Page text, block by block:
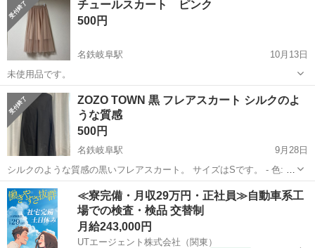
ありがとうございます。チュールスカート ピンク
500円
名鉄岐阜駅
10月13日
未使用品です。
岐阜 岐阜市 スカート チュールスカート
ZOZO TOWN 黒 フレアスカート シルクのよ
うな質感
500円
名鉄岐阜駅
9月28日
シルクのような質感の黒いフレアスカート。 サイズはSです。 - 色: 黒
- スタイル: フレアスカート - 素材: シルクのような質感 ご覧いただき
ありがとうございます。
岐阜 岐阜市 名鉄岐阜駅 スカート
≪寮完備・月収29万円・正社員≫自動車系工
場での検査・検品 交替制
月給243,000円
UTエージェント株式会社（関東）